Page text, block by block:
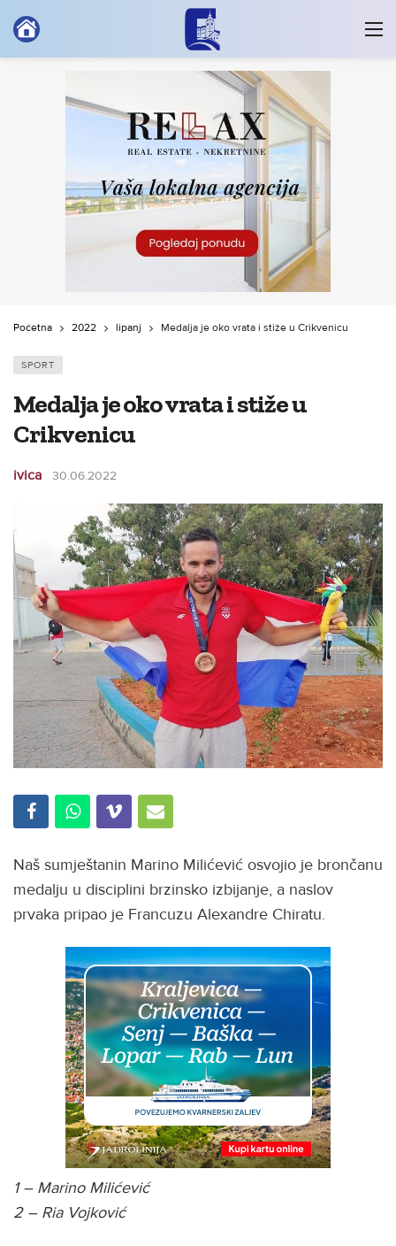
Početna 2022 lipanj Medalja je oko vrata i stiže u Crikvenicu
SPORT
Medalja je oko vrata i stiže u
Crikvenicu
ivica 30.06.2022
Naš sumještanin Marino Milićević osvojio je brončanu
medalju u disciplini brzinsko izbijanje, a naslov
prvaka pripao je Francuzu Alexandre Chiratu.
1 – Marino Milićević
2 – Ria Vojković